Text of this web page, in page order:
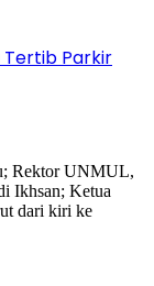
Tertib Parkir